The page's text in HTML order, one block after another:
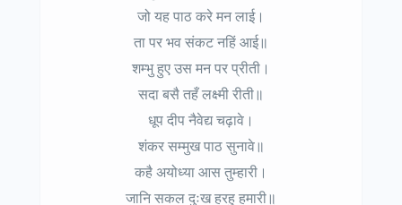
जो यह पाठ करे मन लाई।
ता पर भव संकट नहिं आई॥
शम्भु हुए उस मन पर प्रीती।
सदा बसै तहँ लक्ष्मी रीती॥
धूप दीप नैवेद्य चढ़ावे।
शंकर सम्मुख पाठ सुनावे॥
कहै अयोध्या आस तुम्हारी।
जानि सकल दुःख हरहु हमारी॥